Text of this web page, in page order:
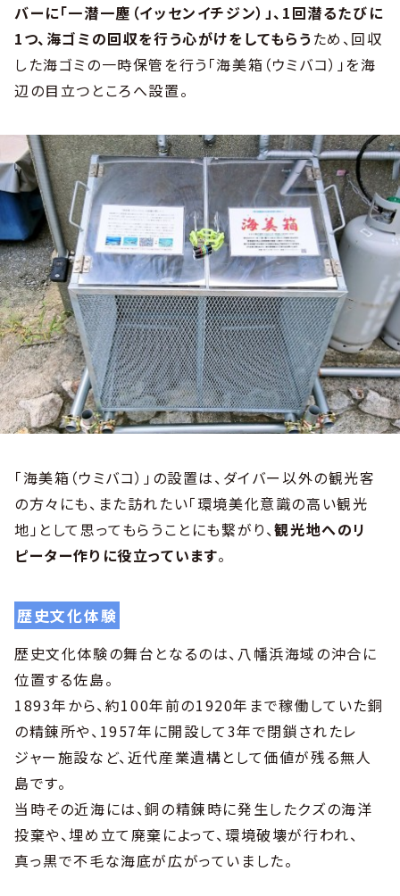
バーに「一潜一塵（イッセンイチジン）」、1回潜るたびに
1つ、海ゴミの回収を行う心がけをしてもらうため、回収
した海ゴミの一時保管を行う「海美箱（ウミバコ）」を海
辺の目立つところへ設置。
「海美箱（ウミバコ）」の設置は、ダイバー以外の観光客
の方々にも、また訪れたい「環境美化意識の高い観光
地」として思ってもらうことにも繋がり、観光地へのリ
ピーター作りに役立っています。
歴史文化体験
歴史文化体験の舞台となるのは、八幡浜海域の沖合に
位置する佐島。
1893年から、約100年前の1920年まで稼働していた銅
の精錬所や、1957年に開設して3年で閉鎖されたレ
ジャー施設など、近代産業遺構として価値が残る無人
島です。
当時その近海には、銅の精錬時に発生したクズの海洋
投棄や、埋め立て廃棄によって、環境破壊が行われ、
真っ黒で不毛な海底が広がっていました。